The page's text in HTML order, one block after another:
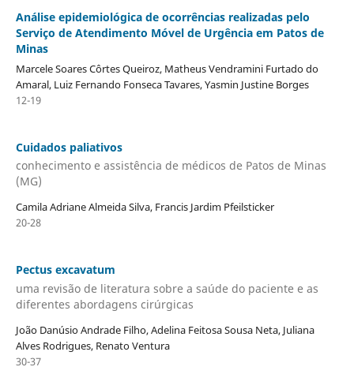
Análise epidemiológica de ocorrências realizadas pelo
Serviço de Atendimento Móvel de Urgência em Patos de
Minas
Marcele Soares Côrtes Queiroz, Matheus Vendramini Furtado do
Amaral, Luiz Fernando Fonseca Tavares, Yasmin Justine Borges
12-19
Cuidados paliativos
conhecimento e assistência de médicos de Patos de Minas
(MG)
Camila Adriane Almeida Silva, Francis Jardim Pfeilsticker
20-28
Pectus excavatum
uma revisão de literatura sobre a saúde do paciente e as
diferentes abordagens cirúrgicas
João Danúsio Andrade Filho, Adelina Feitosa Sousa Neta, Juliana
Alves Rodrigues, Renato Ventura
30-37